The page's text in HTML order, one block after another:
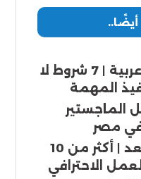
أيضًا..
مطلوب مدقق لغة عربية | 7 شروط لا
المهمة
الماجستير
في مصر
مدقق لغوي عن بعد | أكثر من 10
الاحترافي